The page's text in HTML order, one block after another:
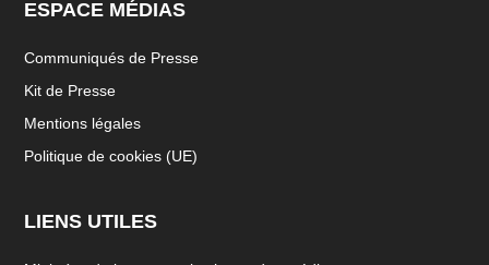
ESPACE MÉDIAS
Communiqués de Presse
Kit de Presse
Mentions légales
Politique de cookies (UE)
LIENS UTILES